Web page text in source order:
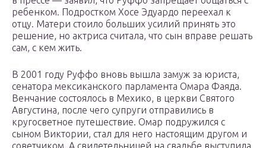
ребенком. Подростком Хосе Эдуардо переехал к
отцу. Матери стоило больших усилий принять это
решение, но актриса считала, что сын вправе решать
сам, с кем жить.
В 2001 году Руффо вновь вышла замуж за юриста,
сенатора мексиканского парламента Омара Фаяда.
Венчание состоялось в Мехико, в церкви Святого
Августина, после чего супруги отправились в
кругосветное путешествие. Омар подружился с
сыном Виктории, стал для него настоящим другом и
советчиком. А свидетельницей на свадьбе выступила